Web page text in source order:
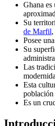
Ghana
Su
de Marfil
Posee
Su
Las
Esta
población
Es un